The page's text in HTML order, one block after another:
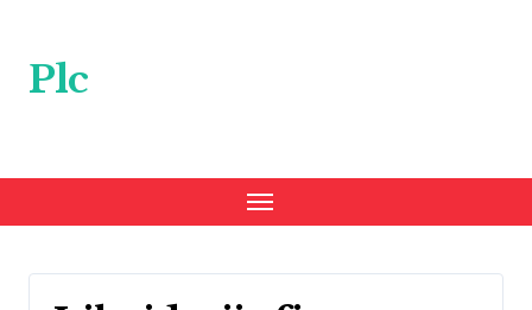
content
Plc